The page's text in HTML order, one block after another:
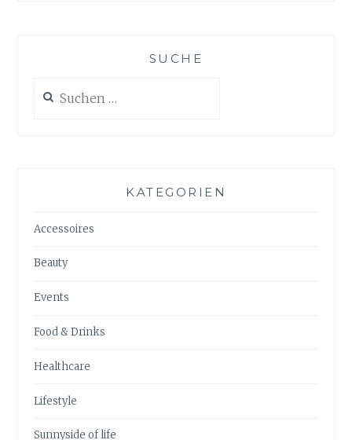
SUCHE
nach:
KATEGORIEN
Accessoires
Beauty
Events
Food & Drinks
Healthcare
Lifestyle
Sunnyside of life